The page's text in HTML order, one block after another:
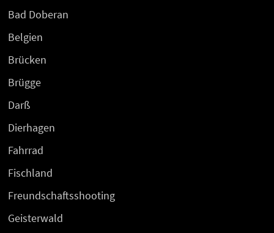
Bad Doberan
Belgien
Brücken
Brügge
Darß
Dierhagen
Fahrrad
Fischland
Freundschaftsshooting
Geisterwald